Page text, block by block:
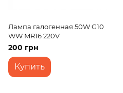
Лампа галогенная 50W G10
WW MR16 220V
200 грн
Купить